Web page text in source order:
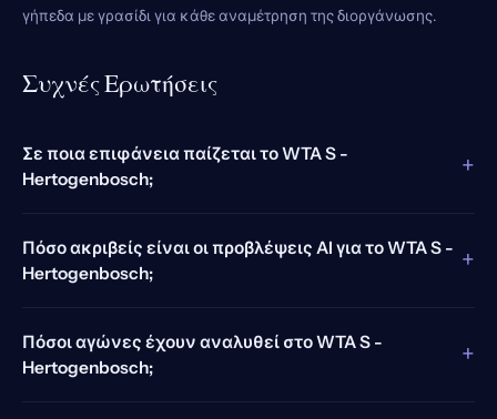
γήπεδα με γρασίδι για κάθε αναμέτρηση της διοργάνωσης.
Συχνές Ερωτήσεις
Σε ποια επιφάνεια παίζεται το WTA S -
Hertogenbosch;
+
Πόσο ακριβείς είναι οι προβλέψεις AI για το WTA S -
Hertogenbosch;
+
Πόσοι αγώνες έχουν αναλυθεί στο WTA S -
Hertogenbosch;
+